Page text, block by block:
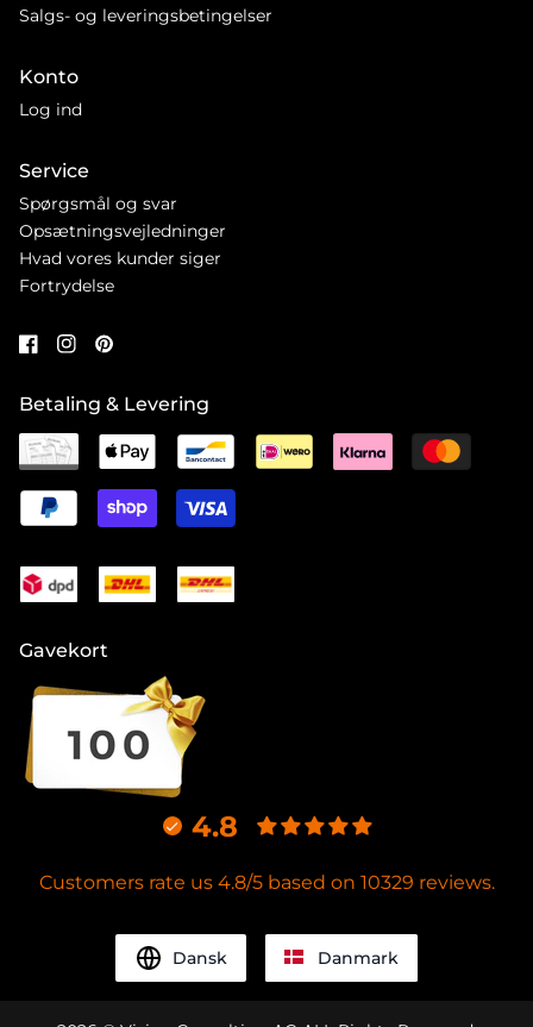
Salgs- og leveringsbetingelser
Konto
Log ind
Service
Spørgsmål og svar
Opsætningsvejledninger
Hvad vores kunder siger
Fortrydelse
Betaling & Levering
Gavekort
4.8
Customers rate us 4.8/5 based on 10329 reviews.
Dansk Danmark